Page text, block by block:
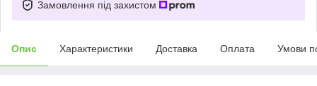
Замовлення під захистом
Опис Характеристики Доставка Оплата Умови